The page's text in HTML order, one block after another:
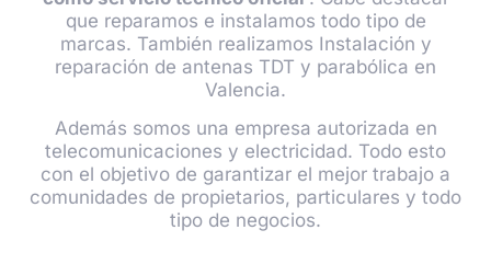
que reparamos e instalamos todo tipo de
marcas. También realizamos Instalación y
reparación de antenas TDT y parabólica en
Valencia.
Además somos una empresa autorizada en
telecomunicaciones y electricidad. Todo esto
con el objetivo de garantizar el mejor trabajo a
comunidades de propietarios, particulares y todo
tipo de negocios.